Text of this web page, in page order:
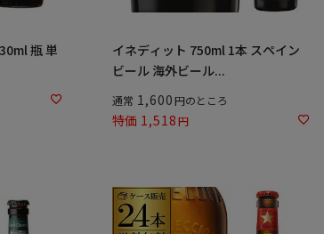
瓶 単
イネディット 750ml 1本 スペイン
ビール 海外ビール...
通常 1,600 のところ
特価 1,518